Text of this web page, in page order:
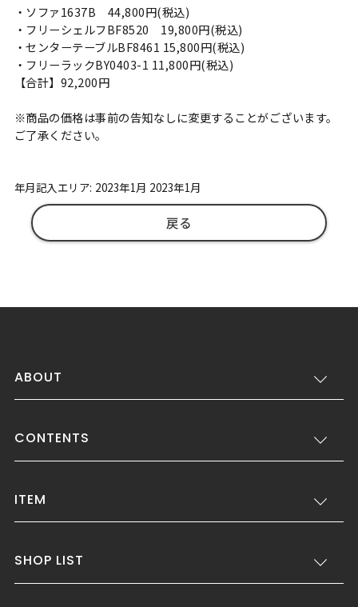
・ソファ1637B 44,800円(税込)
・フリーシェルフBF8520 19,800円(税込)
・センターテーブルBF8461 15,800円(税込)
・フリーラックBY0403-1 11,800円(税込)
【合計】92,200円
※商品の価格は事前の告知なしに変更することがございます。
ご了承ください。
年月記入エリア: 2023年1月 2023年1月
戻る
ABOUT
CONTENTS
ITEM
SHOP LIST